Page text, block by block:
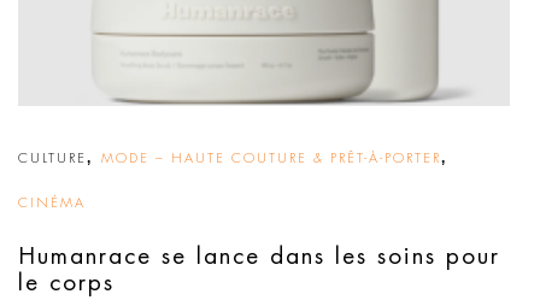
CULTURE , MODE – HAUTE COUTURE & PRÊT-À-PORTER,
CINÉMA
Humanrace se lance dans les soins pour
le corps